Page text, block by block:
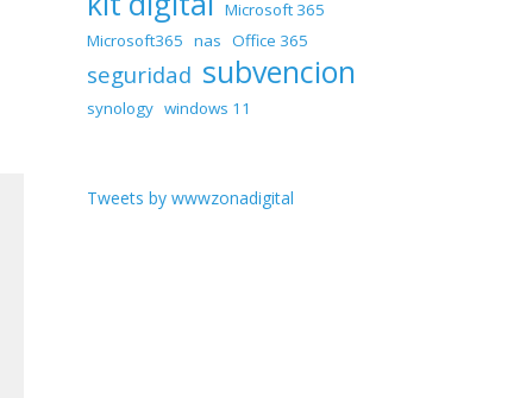
Microsoft 365
Microsoft365 nas Office 365
seguridad subvencion
synology windows 11
Tweets by wwwzonadigital